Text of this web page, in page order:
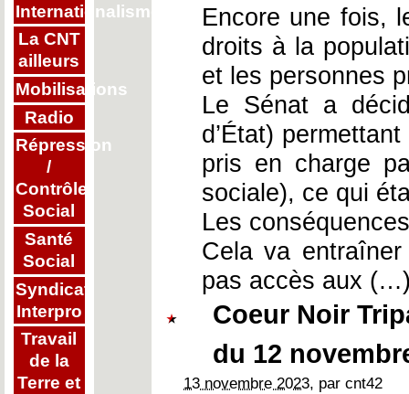
Internationalisme
La CNT
ailleurs
Mobilisations
Radio
Répression
/
Contrôle
Social
Santé
Social
Syndicat
Interpro
Travail
de la
Terre et
Encore une fois,
droits à la
et les personnes
Le Sénat a
d’État)
pris en charge
sociale), ce qui
Les
Cela va
pas accès aux
Coeur Noir
du 12
13 novembre 2023, par cnt42